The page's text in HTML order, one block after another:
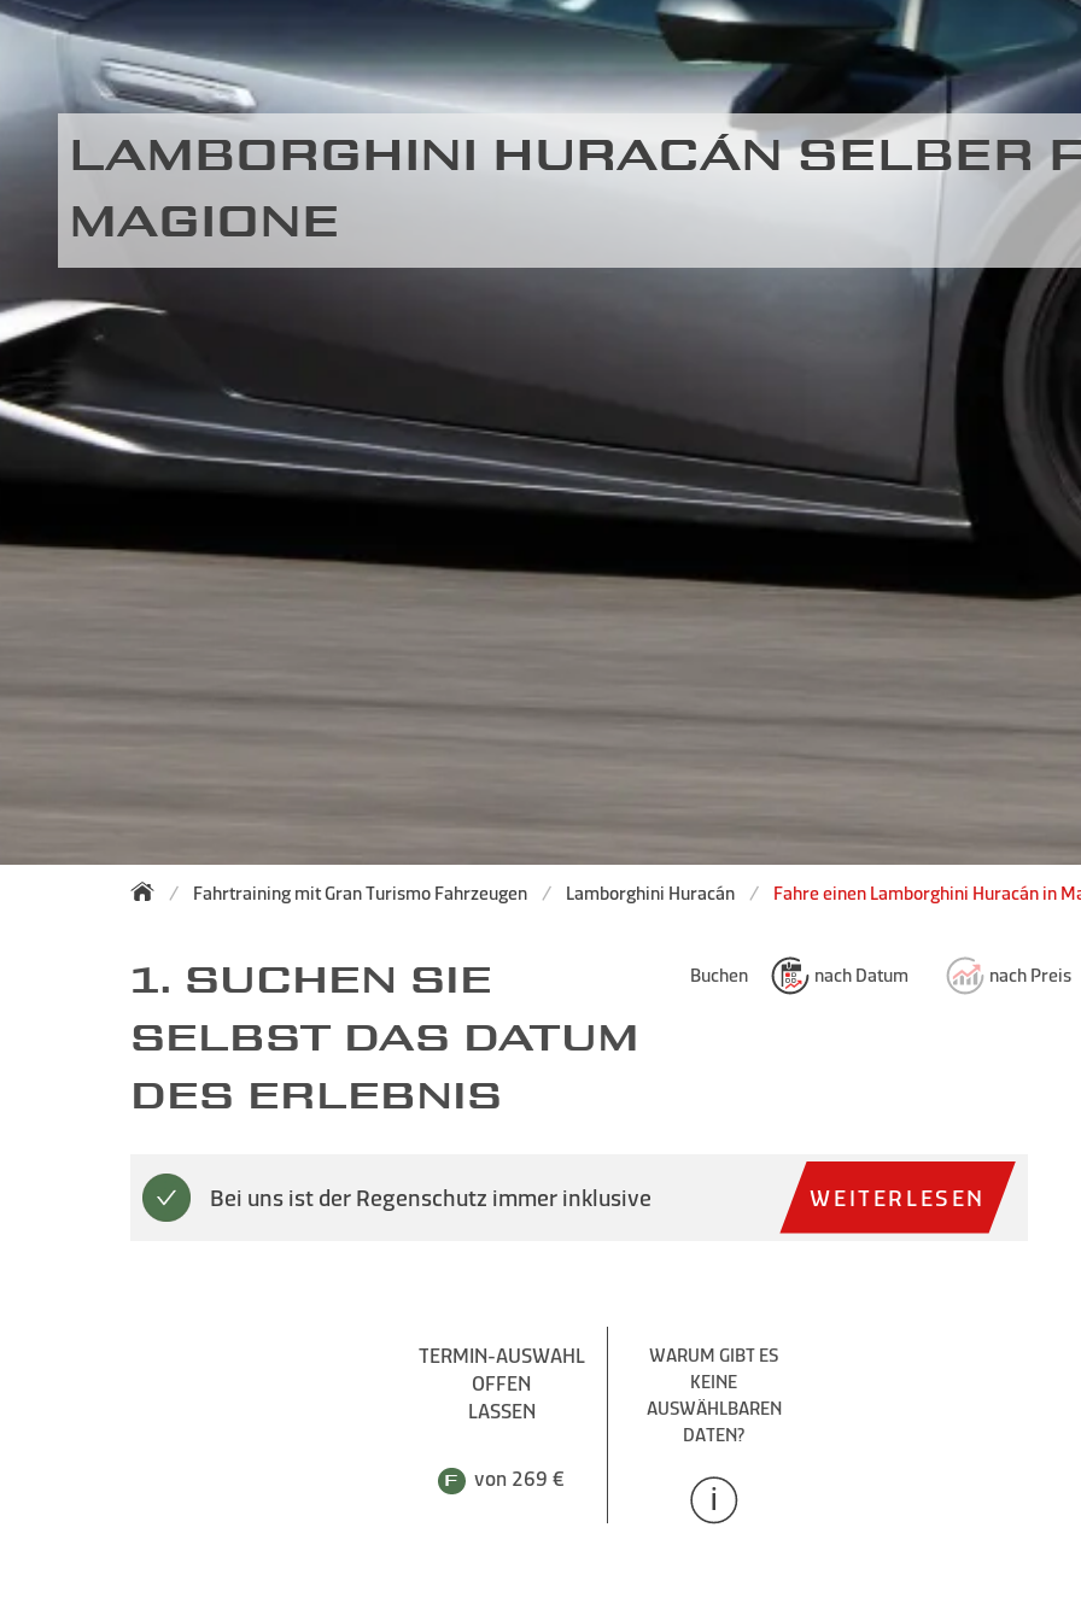
LAMBORGHINI HURACÁN SELBER
MAGIONE
Fahrtraining mit Gran Turismo Fahrzeugen Lamborghini Huracán Fahre einen Lamborghini Huracán in
Buchen nach Datum nach Preis
1. SUCHEN SIE
SELBST DAS DATUM
DES ERLEBNIS
Bei uns ist der Regenschutz immer inklusive WEITERLESEN
TERMIN-AUSWAHL
OFFEN
LASSEN
von 269 €
WARUM GIBT ES
KEINE
AUSWÄHLBAREN
DATEN?